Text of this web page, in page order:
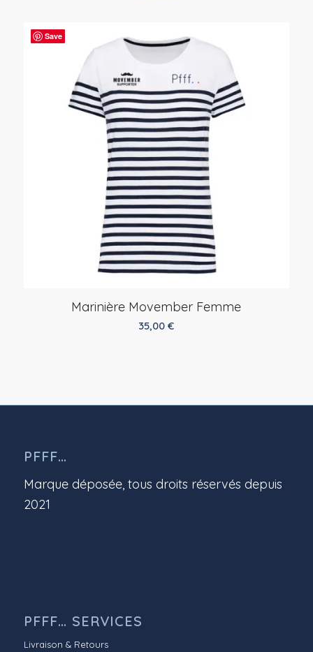
Save
Marinière Movember Femme
35,00€
PFFF…
Marque déposée, tous droits réservés depuis
2021
PFFF… SERVICES
Livraison & Retours